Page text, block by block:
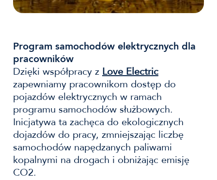
Program samochodów elektrycznych dla
pracowników
Dzięki współpracy z Love Electric
zapewniamy pracownikom dostęp do
pojazdów elektrycznych w ramach
programu samochodów służbowych.
Inicjatywa ta zachęca do ekologicznych
dojazdów do pracy, zmniejszając liczbę
samochodów napędzanych paliwami
kopalnymi na drogach i obniżając emisję
CO2.